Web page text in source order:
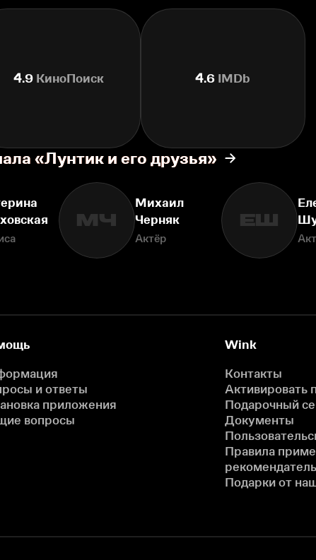
4.9КиноПоиск 4.6 IMDb
«Лунтик и его друзья»
МЧ
Михаил
Черняк
Актёр
ЕШ
и ответы
приложения
вопросы
Wink
Контакты
Активировать
Подарочный
Документы
Правила
Подарки от